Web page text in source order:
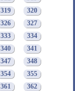
319
320
326
327
333
334
340
341
347
348
354
355
361
362